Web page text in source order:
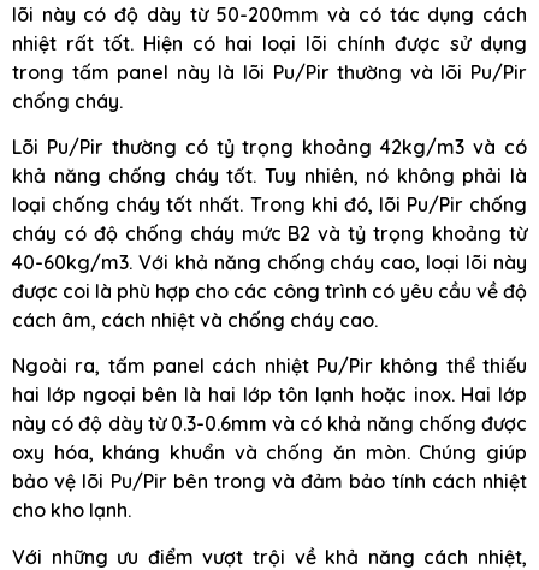
lõi này có độ dày từ 50-200mm và có tác dụng cách
nhiệt rất tốt. Hiện có hai loại lõi chính được sử dụng
trong tấm panel này là lõi Pu/Pir thường và lõi Pu/Pir
chống cháy.
Lõi Pu/Pir thường có tỷ trọng khoảng 42kg/m3 và có
khả năng chống cháy tốt. Tuy nhiên, nó không phải là
loại chống cháy tốt nhất. Trong khi đó, lõi Pu/Pir chống
cháy có độ chống cháy mức B2 và tỷ trọng khoảng từ
40-60kg/m3. Với khả năng chống cháy cao, loại lõi này
được coi là phù hợp cho các công trình có yêu cầu về độ
cách âm, cách nhiệt và chống cháy cao.
Ngoài ra, tấm panel cách nhiệt Pu/Pir không thể thiếu
hai lớp ngoại bên là hai lớp tôn lạnh hoặc inox. Hai lớp
này có độ dày từ 0.3-0.6mm và có khả năng chống được
oxy hóa, kháng khuẩn và chống ăn mòn. Chúng giúp
bảo vệ lõi Pu/Pir bên trong và đảm bảo tính cách nhiệt
cho kho lạnh.
Với những ưu điểm vượt trội về khả năng cách nhiệt,